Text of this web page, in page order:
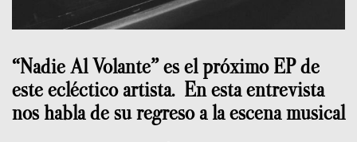
“Nadie Al Volante” es el próximo EP de
este ecléctico artista. En esta entrevista
nos habla de su regreso a la escena musical